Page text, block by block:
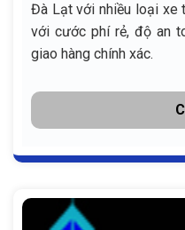
Đà Lạt với nhiều loại xe
với cước phí rẻ, độ an
giao hàng chính xác.